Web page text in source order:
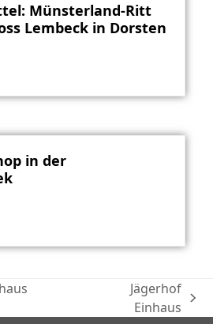
Münsterland-Ritt
Lembeck in Dorsten
in der
Nächster
Jägerhof
Einhaus